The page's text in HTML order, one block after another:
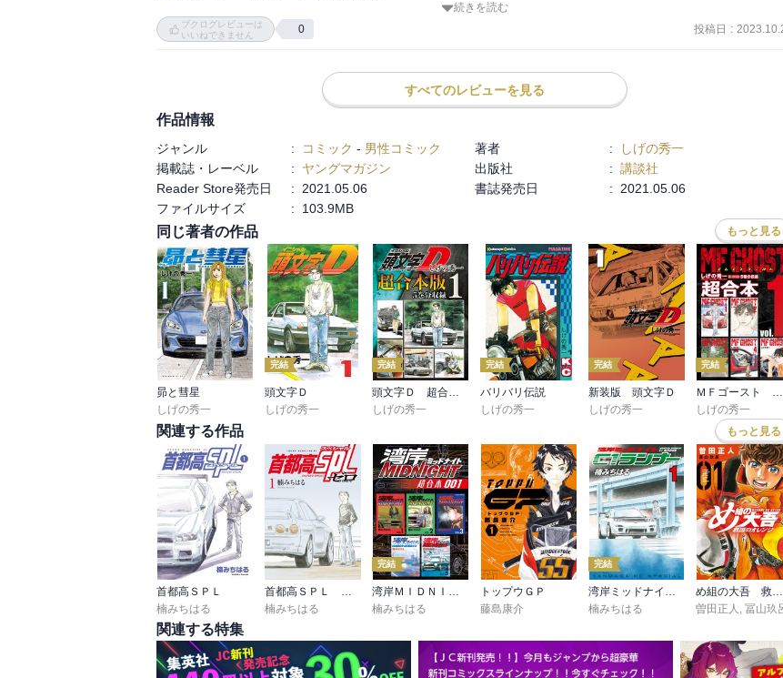
シフトアップのハンデで、順位を下げてからの挽回は盛り上げるからね。
痛みを感じなくなったはやばい感じがするけどそういうわけではないようだ
続きを読む
ブクログレビューは
いいねできません
0 投稿日 :
すべてのレビューを見る
作品情報
ジャンル : コミック - 男性コミック 著者 :
しげの秀一
掲載誌・レーベル
: ヤングマガジン 出版社 : 講談社
Reader Store発売日
: 2021.05.06 書誌発売日 : 2021.05.06
ファイルサイズ
: 103.9MB
同じ著者の作品 もっと見る
昴と彗星
しげの秀一
完結
頭文字Ｄ
しげの秀一
完結
しげの秀一
完結
バリバリ伝説
しげの秀一
完結
新装版 頭文字Ｄ
しげの秀一
完結
しげの秀一
関連する作品 もっと見る
首都高ＳＰＬ
楠みちはる
首都高ＳＰＬ ゼロ
楠みちはる
完結
湾岸ＭＩＤＮＩＧＨＴ 超合本版
楠みちはる
トップウＧＰ
藤島康介
完結
湾岸ミッドナイト Ｃ１ランナー
楠みちはる
め組の大吾 救国のオレンジ
曽田正人 ,冨山玖
関連する特集